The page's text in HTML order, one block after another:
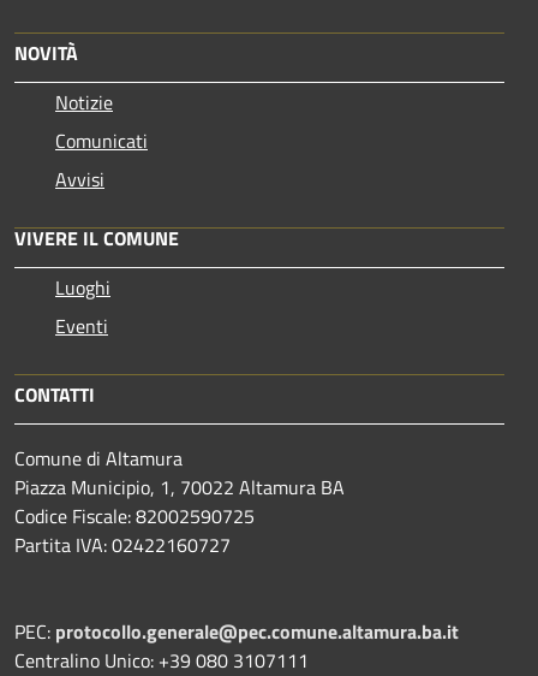
NOVITÀ
Notizie
Comunicati
Avvisi
VIVERE IL COMUNE
Luoghi
Eventi
CONTATTI
Comune di Altamura
Piazza Municipio, 1, 70022 Altamura BA
Codice Fiscale: 82002590725
Partita IVA: 02422160727
PEC: protocollo.generale@pec.comune.altamura.ba.it
Centralino Unico: +39 080 3107111